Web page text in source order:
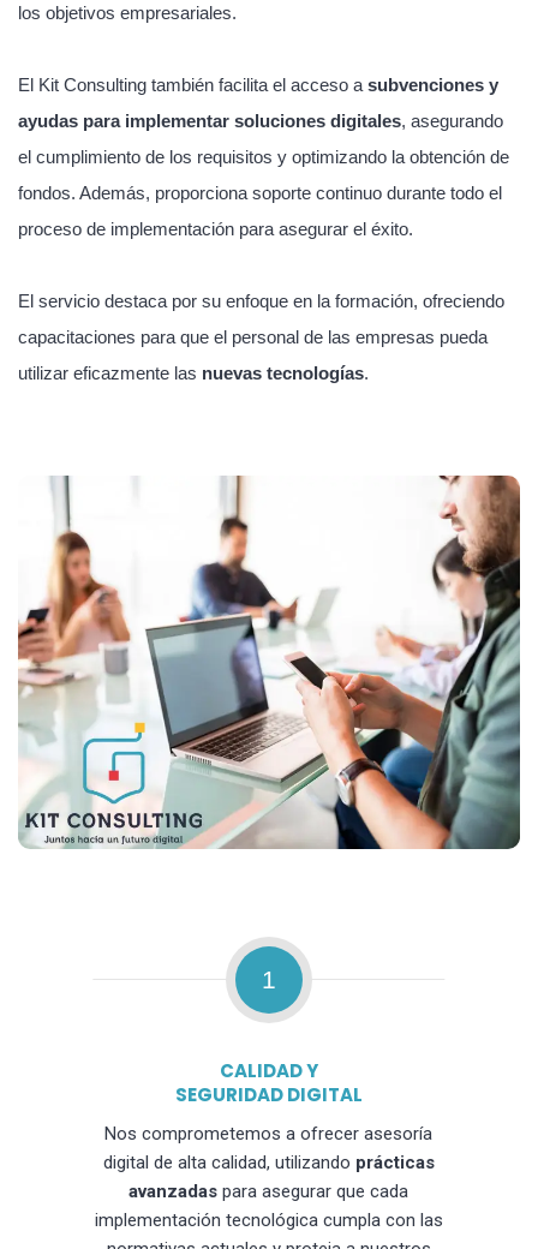
los objetivos empresariales.
El Kit Consulting también facilita el acceso a subvenciones y
ayudas para implementar soluciones digitales, asegurando
el cumplimiento de los requisitos y optimizando la obtención de
fondos. Además, proporciona soporte continuo durante todo el
proceso de implementación para asegurar el éxito.
El servicio destaca por su enfoque en la formación, ofreciendo
capacitaciones para que el personal de las empresas pueda
utilizar eficazmente las nuevas tecnologías.
1
CALIDAD Y
SEGURIDAD DIGITAL
Nos comprometemos a ofrecer asesoría
digital de alta calidad, utilizando prácticas
avanzadas para asegurar que cada
implementación tecnológica cumpla con las